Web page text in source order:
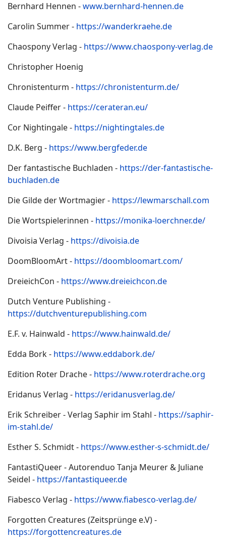
Bernhard Hennen -www.bernhard-hennen.de
Carolin Summer - https://wanderkraehe.de
Chaospony Verlag - https://www.chaospony-verlag.de
Christopher Hoenig
Chronistenturm - https://chronistenturm.de/
Claude Peiffer - https://cerateran.eu/
Cor Nightingale - https://nightingtales.de
D.K. Berg - https://www.bergfeder.de
Der fantastische Buchladen - https://der-fantastische-
buchladen.de
Die Gilde der Wortmagier - https://lewmarschall.com
Die Wortspielerinnen - https://monika-loerchner.de/
Divoisia Verlag - https://divoisia.de
DoomBloomArt - https://doombloomart.com/
DreieichCon - https://www.dreieichcon.de
Dutch Venture Publishing -
https://dutchventurepublishing.com
E.F. v. Hainwald - https://www.hainwald.de/
Edda Bork - https://www.eddabork.de/
Edition Roter Drache - https://www.roterdrache.org
Eridanus Verlag - https://eridanusverlag.de/
Erik Schreiber - Verlag Saphir im Stahl - https://saphir-
im-stahl.de/
Esther S. Schmidt - https://www.esther-s-schmidt.de/
FantastiQueer - Autorenduo Tanja Meurer & Juliane
Seidel - https://fantastiqueer.de
Fiabesco Verlag - https://www.fiabesco-verlag.de/
Forgotten Creatures (Zeitsprünge e.V) -
https://forgottencreatures.de